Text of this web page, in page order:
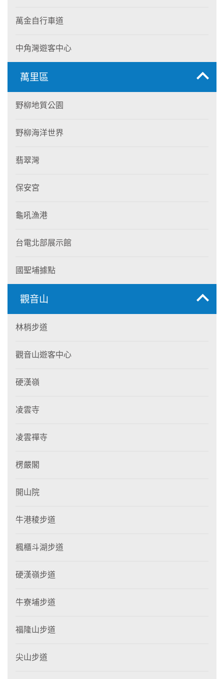
萬金自行車道
中角灣遊客中心
萬里區
野柳地質公園
野柳海洋世界
翡翠灣
保安宮
龜吼漁港
台電北部展示館
國聖埔據點
觀音山
林梢步道
觀音山遊客中心
硬漢嶺
凌雲寺
凌雲禪寺
楞嚴閣
開山院
牛港稜步道
楓櫃斗湖步道
硬漢嶺步道
牛寮埔步道
福隆山步道
尖山步道